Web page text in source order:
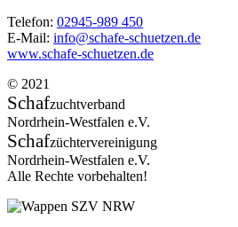
Telefon: 02945-989 450
E-Mail: info@schafe-schuetzen.de
www.schafe-schuetzen.de
© 2021
Schafzuchtverband
Nordrhein-Westfalen e.V.
Schafzüchtervereinigung
Nordrhein-Westfalen e.V.
Alle Rechte vorbehalten!